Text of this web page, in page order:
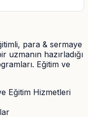
para & sermaye
uzmanın hazırladığı
Eğitim ve
Eğitim Hizmetleri